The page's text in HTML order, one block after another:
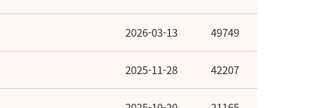
2026-03-13 49749
2025-11-28 42207